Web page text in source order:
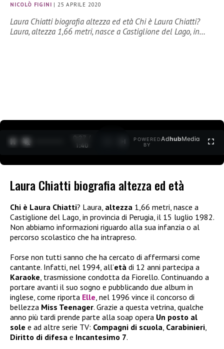
NICOLÒ FIGINI | 25 APRILE 2020
Laura Chiatti biografia altezza ed età Chi è Laura Chiatti?
Laura, altezza 1,66 metri, nasce a Castiglione del Lago, in…
0:27 /
1:40
POWERED
BY
AdhubMedia
Laura Chiatti biografia altezza ed età
Chi è Laura Chiatti? Laura, altezza 1,66 metri, nasce a
Castiglione del Lago, in provincia di Perugia, il 15 luglio 1982.
Non abbiamo informazioni riguardo alla sua infanzia o al
percorso scolastico che ha intrapreso.
Forse non tutti sanno che ha cercato di affermarsi come
cantante. Infatti, nel 1994, all’età di 12 anni partecipa a
Karaoke, trasmissione condotta da Fiorello. Continuando a
portare avanti il suo sogno e pubblicando due album in
inglese, come riporta Elle, nel 1996 vince il concorso di
bellezza Miss Teenager. Grazie a questa vetrina, qualche
anno più tardi prende parte alla soap opera Un posto al
sole e ad altre serie TV: Compagni di scuola, Carabinieri,
Diritto di difesa e Incantesimo 7.